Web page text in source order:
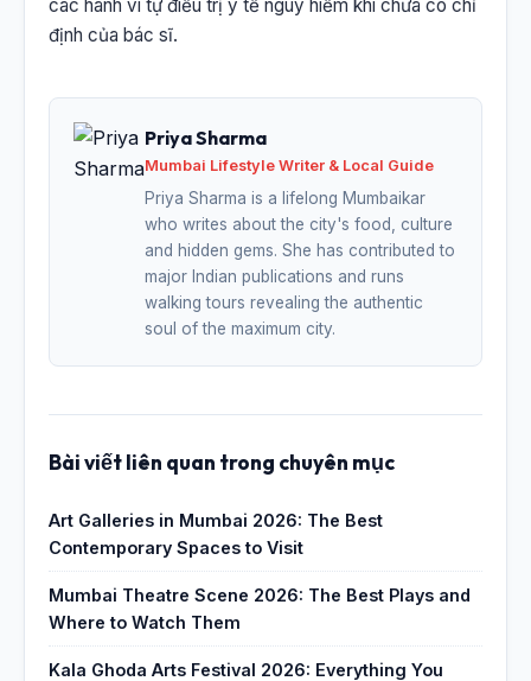
các hành vi tự điều trị y tế nguy hiểm khi chưa có chỉ
định của bác sĩ.
Priya Sharma
Mumbai Lifestyle Writer & Local Guide
Priya Sharma is a lifelong Mumbaikar
who writes about the city's food, culture
and hidden gems. She has contributed to
major Indian publications and runs
walking tours revealing the authentic
soul of the maximum city.
Bài viết liên quan trong chuyên mục
Art Galleries in Mumbai 2026: The Best
Contemporary Spaces to Visit
Mumbai Theatre Scene 2026: The Best Plays and
Where to Watch Them
Kala Ghoda Arts Festival 2026: Everything You